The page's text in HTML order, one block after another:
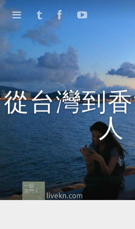
從台灣到
人
首頁
存檔
舊版1.0